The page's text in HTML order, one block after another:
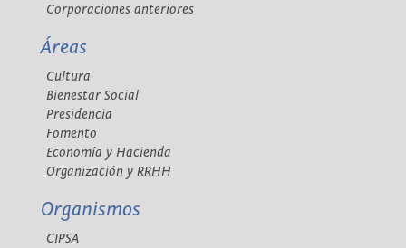
Corporaciones anteriores
Áreas
Cultura
Bienestar Social
Presidencia
Fomento
Economía y Hacienda
Organización y RRHH
Organismos
CIPSA